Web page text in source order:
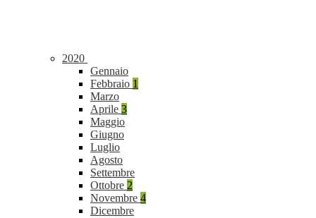
2020
Gennaio
Febbraio 1
Marzo
Aprile 3
Maggio
Giugno
Luglio
Agosto
Settembre
Ottobre 2
Novembre 4
Dicembre